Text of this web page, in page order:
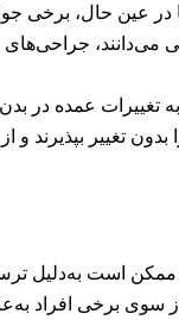
در عین حال،
جراحی‌های
تغییرات عمده در
تغییر بپذیرند
ممکن است به‌دلیل
برخی افراد